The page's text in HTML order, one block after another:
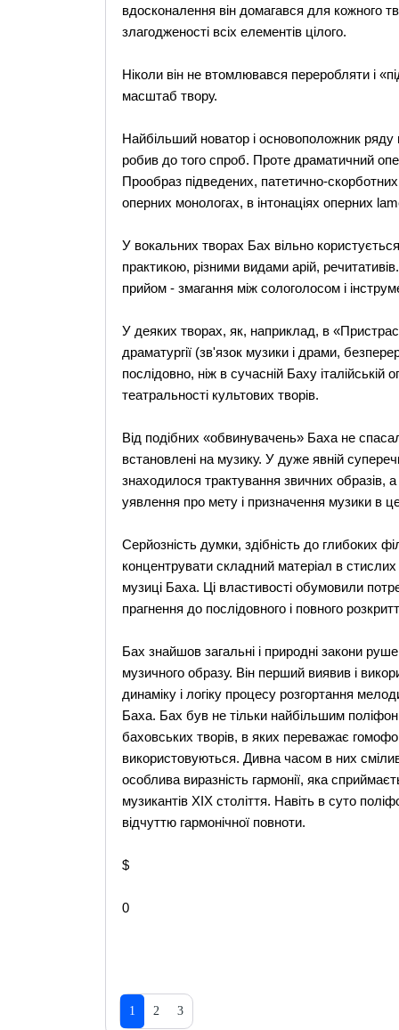
вдосконалення він домагався для кожного
злагодженості всіх елементів цілого.
Ніколи він не втомлювався переробляти і
масштаб твору.
Найбільший новатор і основоположник ряду
робив до того спроб. Проте драматичний
Прообраз підведених, патетично-
оперних монологах, в інтонаціях оперних
У вокальних творах Бах вільно
практикою, різними видами арій,
прийом - змагання між сологолосом і
У деяких творах, як, наприклад, в
драматургії (зв'язок музики і драми,
послідовно, ніж в сучасній Баху
театральності культових творів.
Від подібних «обвинувачень» Баха не
встановлені на музику. У дуже явній
знаходилося трактування звичних образів,
уявлення про мету і призначення музики в
Серйозність думки, здібність до глибоких
концентрувати складний матеріал в
музиці Баха. Ці властивості обумовили
прагнення до послідовного і повного
Бах знайшов загальні і природні закони
музичного образу. Він перший виявив і
динаміку і логіку процесу розгортання
Баха. Бах був не тільки найбільшим
баховських творів, в яких переважає
використовуються. Дивна часом в них
особлива виразність гармонії, яка
музикантів XIX століття. Навіть в суто
відчуттю гармонічної повноти.
$
0
1 2 3